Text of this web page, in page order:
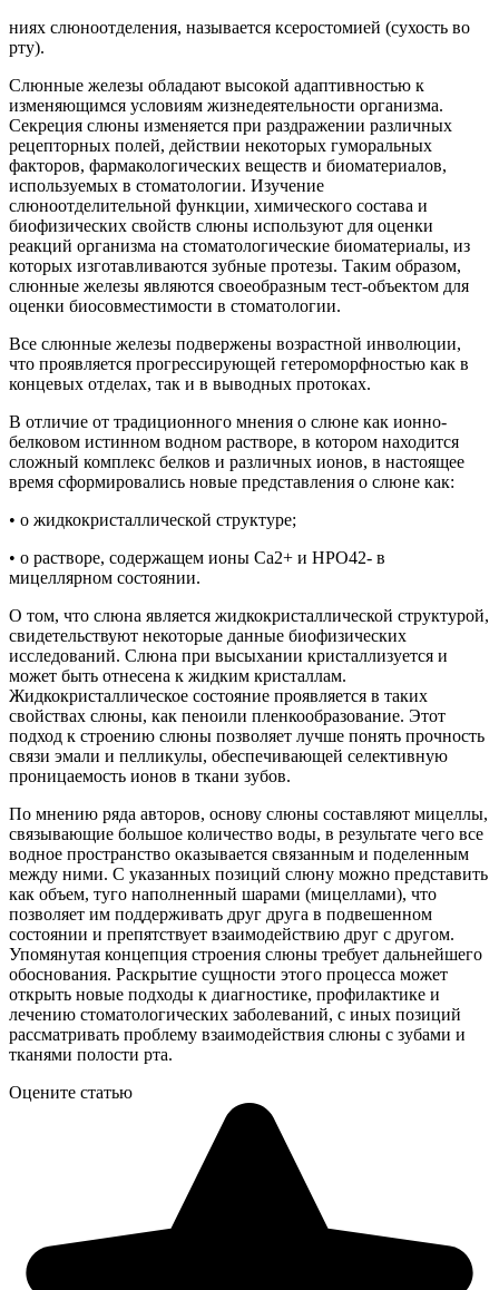
ниях слюноотделения, называется ксеростомией (сухость во
рту).
Слюнные железы обладают высокой адаптивностью к
изменяющимся условиям жизнедеятельности организма.
Секреция слюны изменяется при раздражении различных
рецепторных полей, действии некоторых гуморальных
факторов, фармакологических веществ и биоматериалов,
используемых в стоматологии. Изучение
слюноотделительной функции, химического состава и
биофизических свойств слюны используют для оценки
реакций организма на стоматологические биоматериалы, из
которых изготавливаются зубные протезы. Таким образом,
слюнные железы являются своеобразным тест-объектом для
оценки биосовместимости в стоматологии.
Все слюнные железы подвержены возрастной инволюции,
что проявляется прогрессирующей гетероморфностью как в
концевых отделах, так и в выводных протоках.
В отличие от традиционного мнения о слюне как ионно-
белковом истинном водном растворе, в котором находится
сложный комплекс белков и различных ионов, в настоящее
время сформировались новые представления о слюне как:
• о жидкокристаллической структуре;
• о растворе, содержащем ионы Са2+ и HPO42- в
мицеллярном состоянии.
О том, что слюна является жидкокристаллической структурой,
свидетельствуют некоторые данные биофизических
исследований. Слюна при высыхании кристаллизуется и
может быть отнесена к жидким кристаллам.
Жидкокристаллическое состояние проявляется в таких
свойствах слюны, как пеноили пленкообразование. Этот
подход к строению слюны позволяет лучше понять прочность
связи эмали и пелликулы, обеспечивающей селективную
проницаемость ионов в ткани зубов.
По мнению ряда авторов, основу слюны составляют мицеллы,
связывающие большое количество воды, в результате чего все
водное пространство оказывается связанным и поделенным
между ними. С указанных позиций слюну можно представить
как объем, туго наполненный шарами (мицеллами), что
позволяет им поддерживать друг друга в подвешенном
состоянии и препятствует взаимодействию друг с другом.
Упомянутая концепция строения слюны требует дальнейшего
обоснования. Раскрытие сущности этого процесса может
открыть новые подходы к диагностике, профилактике и
лечению стоматологических заболеваний, с иных позиций
рассматривать проблему взаимодействия слюны с зубами и
тканями полости рта.
Оцените статью